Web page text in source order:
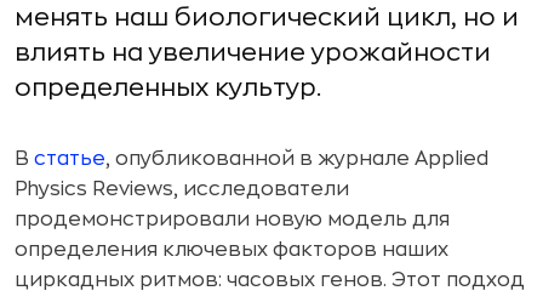
менять наш биологический цикл, но и
влиять на увеличение урожайности
определенных культур.
В статье, опубликованной в журнале Applied
Physics Reviews, исследователи
продемонстрировали новую модель для
определения ключевых факторов наших
циркадных ритмов: часовых генов. Этот подход